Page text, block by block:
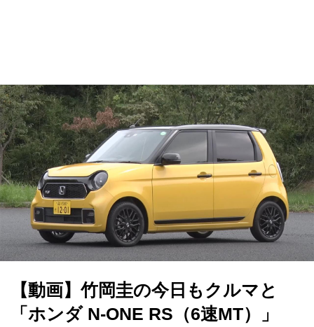
【動画】竹岡圭の今日もクルマと
「ホンダ N-ONE RS（6速MT）」